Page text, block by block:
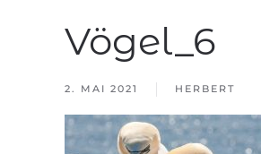
Vögel_6
2. MAI 2021 HERBERT